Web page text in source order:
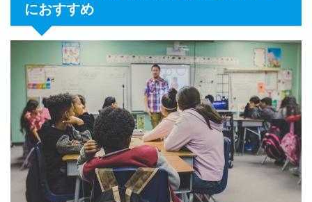
におすすめ